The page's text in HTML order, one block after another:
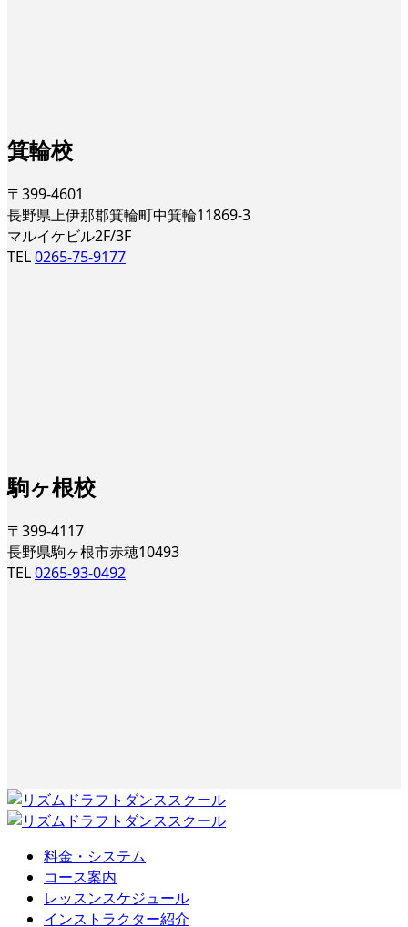
箕輪校
〒399-4601
長野県上伊那郡箕輪町中箕輪11869-3
マルイケビル2F/3F
TEL0265-75-9177
駒ヶ根校
〒399-4117
長野県駒ヶ根市赤穂10493
TEL0265-93-0492
料金・システム
コース案内
レッスンスケジュール
インストラクター紹介